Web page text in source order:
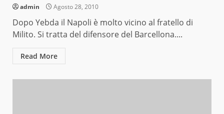
admin Agosto 28, 2010
Dopo Yebda il Napoli è molto vicino al fratello di
Milito. Si tratta del difensore del Barcellona....
Read More